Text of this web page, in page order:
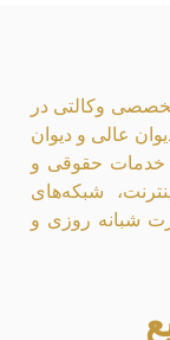
وکالتی در
عالی و دیوان
خدمات حقوقی و
شبکه‌های
شبانه روزی و